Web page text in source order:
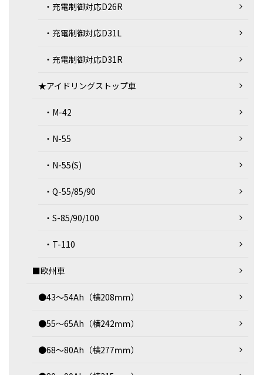
・充電制御対応D26R
・充電制御対応D31L
・充電制御対応D31R
★アイドリングストップ車
・M-42
・N-55
・N-55(S)
・Q-55/85/90
・S-85/90/100
・T-110
■欧州車
●43～54Ah（横208ｍｍ）
●55～65Ah（横242ｍｍ）
●68～80Ah（横277ｍｍ）